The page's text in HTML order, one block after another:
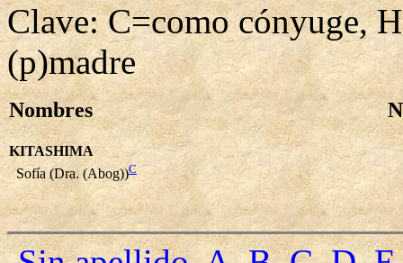
Clave: C=como cónyuge,
(p)madre
Nombres
KITASHIMA
Sofía (Dra. (Abog))C